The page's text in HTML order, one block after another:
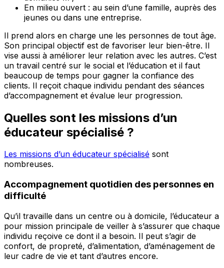
En milieu ouvert : au sein d’une famille, auprès des
jeunes ou dans une entreprise.
Il prend alors en charge une les personnes de tout âge.
Son principal objectif est de favoriser leur bien-être. Il
vise aussi à améliorer leur relation avec les autres. C’est
un travail centré sur le social et l’éducation et il faut
beaucoup de temps pour gagner la confiance des
clients. Il reçoit chaque individu pendant des séances
d’accompagnement et évalue leur progression.
Quelles sont les missions d’un
éducateur spécialisé ?
Les missions d’un éducateur spécialisé sont
nombreuses.
Accompagnement quotidien des personnes en
difficulté
Qu’il travaille dans un centre ou à domicile, l’éducateur a
pour mission principale de veiller à s’assurer que chaque
individu reçoive ce dont il a besoin. Il peut s’agir de
confort, de propreté, d’alimentation, d’aménagement de
leur cadre de vie et tant d’autres encore.